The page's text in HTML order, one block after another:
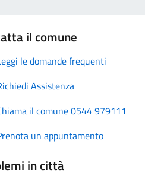
il comune
le domande frequenti
Assistenza
il comune 0544 979111
un appuntamento
in città